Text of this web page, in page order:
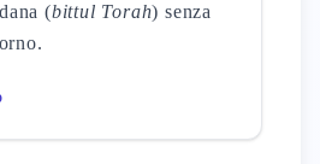
(bittul Torah) senza